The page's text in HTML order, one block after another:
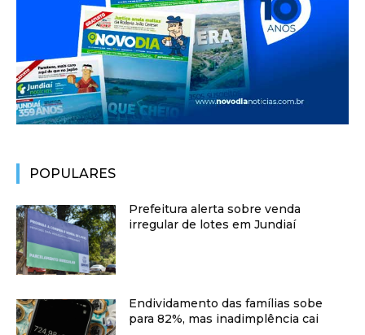
POPULARES
Prefeitura alerta sobre venda
irregular de lotes em Jundiaí
Endividamento das famílias sobe
para 82%, mas inadimplência cai